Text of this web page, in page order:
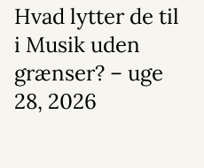
Hvad lytter de til
i Musik uden
grænser? – uge
28, 2026